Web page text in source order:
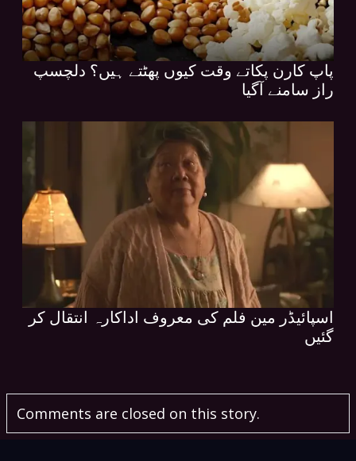
پاپ کارن پکاتے وقت کیوں پھٹتے ہیں؟ دلچسپ
راز سامنے آگیا
اسپائیڈر مین فلم کی معروف اداکارہ انتقال کر
گئیں
Comments are closed on this story.